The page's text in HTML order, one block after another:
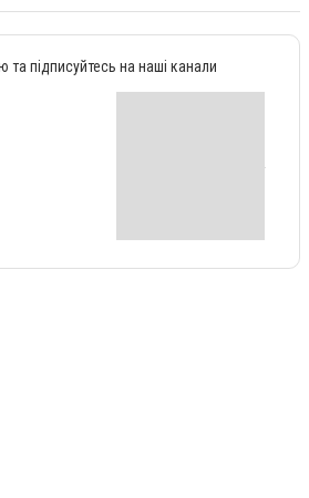
та підписуйтесь на наші канали